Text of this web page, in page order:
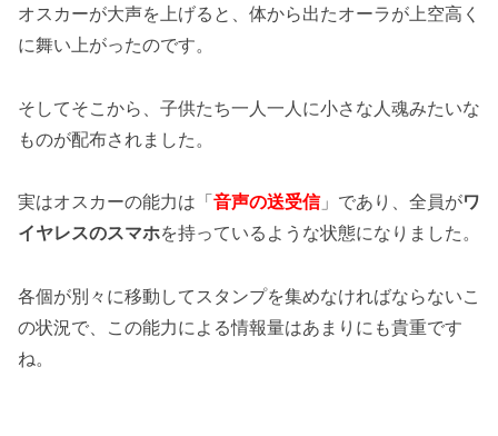
オスカーが大声を上げると、体から出たオーラが上空高く
に舞い上がったのです。
そしてそこから、子供たち一人一人に小さな人魂みたいな
ものが配布されました。
実はオスカーの能力は「音声の送受信」であり、全員がワ
イヤレスのスマホを持っているような状態になりました。
各個が別々に移動してスタンプを集めなければならないこ
の状況で、この能力による情報量はあまりにも貴重です
ね。